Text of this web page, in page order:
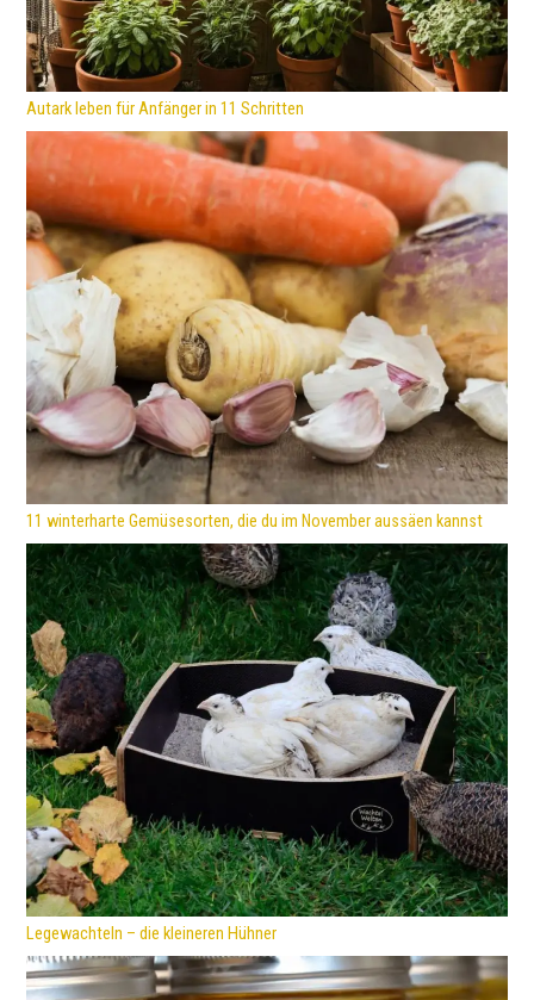
Autark leben für Anfänger in 11 Schritten
11 winterharte Gemüsesorten, die du im November aussäen kannst
Legewachteln – die kleineren Hühner